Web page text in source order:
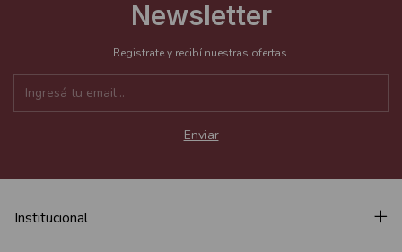
Newsletter
Registrate y recibí nuestras ofertas.
Institucional